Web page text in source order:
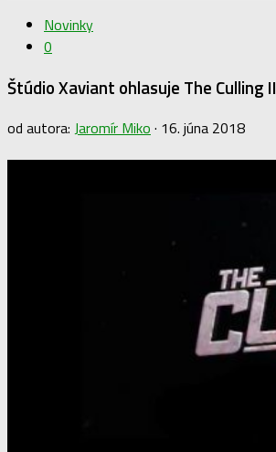
Novinky
0
Štúdio Xaviant ohlasuje The Culling II
od autora: Jaromír Miko · 16. júna 2018